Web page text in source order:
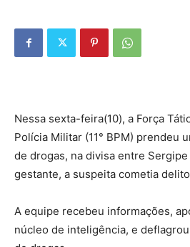
Nessa sexta-feira(10), a Força
Polícia Militar (11° BPM) prendeu
de drogas, na divisa entre Sergipe
gestante, a suspeita cometia
A equipe recebeu informações,
núcleo de inteligência, e